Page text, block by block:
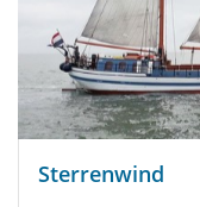
Sterrenwind